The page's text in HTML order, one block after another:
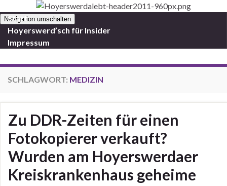
Navigation umschalten
Start
Hoyerswerd’sch für Insider
Impressum
SCHLAGWORT: MEDIZIN
Zu DDR-Zeiten für einen
Fotokopierer verkauft?
Wurden am Hoyerswerdaer
Kreiskrankenhaus geheime